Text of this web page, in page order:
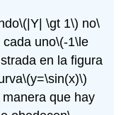
\(|Y| \gt 1\) no\
cada uno\(-1\le
en la figura
\(y=\sin(x)\)
que hay